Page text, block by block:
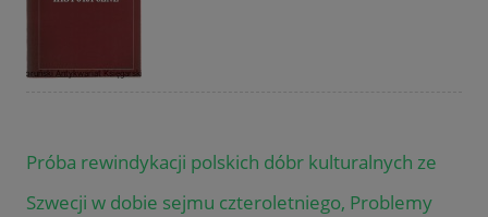
Próba rewindykacji polskich dóbr kulturalnych ze
Szwecji w dobie sejmu czteroletniego, Problemy